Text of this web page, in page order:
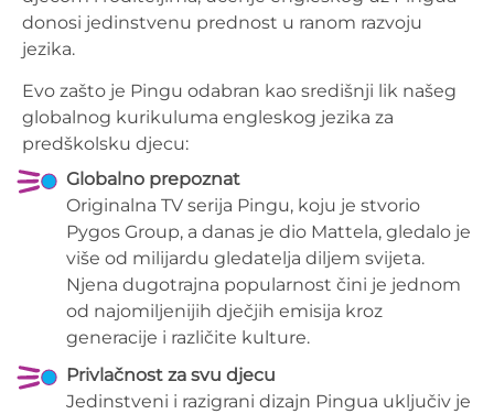
donosi jedinstvenu prednost u ranom razvoju
jezika.
Evo zašto je Pingu odabran kao središnji lik našeg
globalnog kurikuluma engleskog jezika za
predškolsku djecu:
Globalno prepoznat
Originalna TV serija Pingu, koju je stvorio
Pygos Group, a danas je dio Mattela, gledalo je
više od milijardu gledatelja diljem svijeta.
Njena dugotrajna popularnost čini je jednom
od najomiljenijih dječjih emisija kroz
generacije i različite kulture.
Privlačnost za svu djecu
Jedinstveni i razigrani dizajn Pingua uključiv je